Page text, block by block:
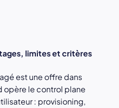
limites et critères
est une offre dans
opère le control plane
: provisioning,